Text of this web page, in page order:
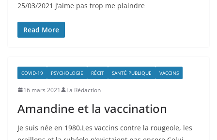
25/03/2021 J’aime pas trop me plaindre
Read More
COVID-19 PSYCHOLOGIE RÉCIT SANTÉ PUBLIQUE VACCINS
16 mars 2021 La Rédaction
Amandine et la vaccination
Je suis née en 1980.Les vaccins contre la rougeole, les